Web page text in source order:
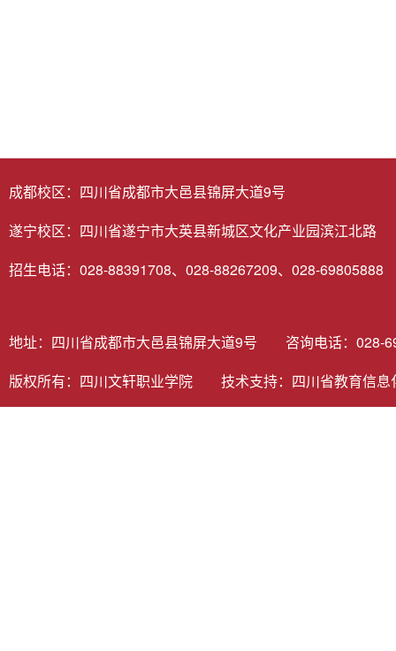
成都校区：四川省成都市大邑县锦屏大道9号
遂宁校区：四川省遂宁市大英县新城区文化产业园滨江北路
招生电话：028-88391708、028-88267209、028-69805888
地址：四川省成都市大邑县锦屏大道9号 咨询电话：
版权所有：四川文轩职业学院 技术支持： 四川省教育信